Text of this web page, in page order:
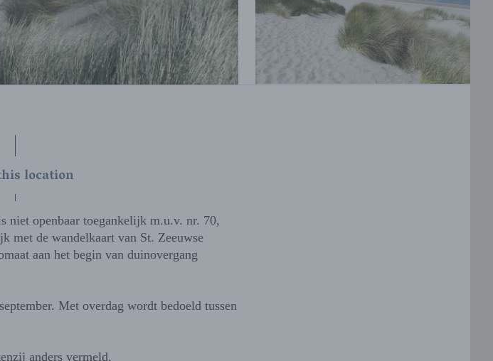
location
openbaar toegankelijk m.u.v. nr. 70,
met de wandelkaart van St. Zeeuwse
aan het begin van duinovergang
Met overdag wordt bedoeld tussen
anders vermeld.